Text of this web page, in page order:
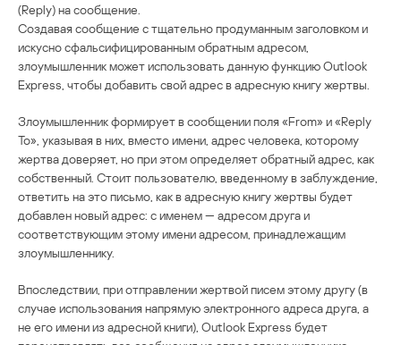
(Reply) на сообщение.
Создавая сообщение с тщательно продуманным заголовком и
искусно сфальсифицированным обратным адресом,
злоумышленник может использовать данную функцию Outlook
Express, чтобы добавить свой адрес в адресную книгу жертвы.
Злоумышленник формирует в сообщении поля «From» и «Reply
To», указывая в них, вместо имени, адрес человека, которому
жертва доверяет, но при этом определяет обратный адрес, как
собственный. Стоит пользователю, введенному в заблуждение,
ответить на это письмо, как в адресную книгу жертвы будет
добавлен новый адрес: с именем — адресом друга и
соответствующим этому имени адресом, принадлежащим
злоумышленнику.
Впоследствии, при отправлении жертвой писем этому другу (в
случае использования напрямую электронного адреса друга, а
не его имени из адресной книги), Outlook Express будет